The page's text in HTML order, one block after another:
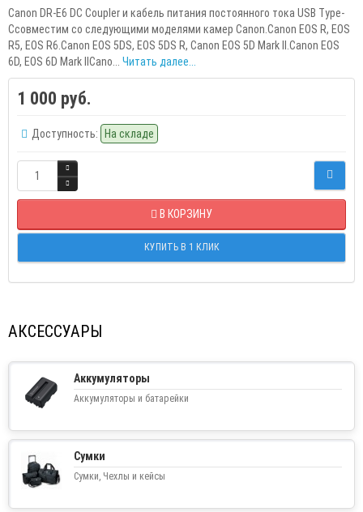
Canon DR-E6 DC Coupler и кабель питания постоянного тока USB Type-
Cсовместим со следующими моделями камер Canon.Canon EOS R, EOS
R5, EOS R6.Canon EOS 5DS, EOS 5DS R, Canon EOS 5D Mark II.Canon EOS
6D, EOS 6D Mark IICano... Читать далее...
1 000 руб.
Доступность: На складе
В КОРЗИНУ
КУПИТЬ В 1 КЛИК
АКСЕССУАРЫ
Аккумуляторы
Аккумуляторы и батарейки
Сумки
Сумки, Чехлы и кейсы